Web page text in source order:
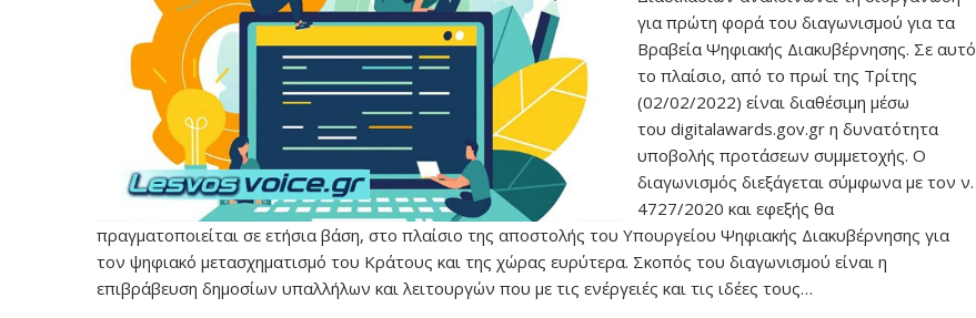
για πρώτη φορά του διαγωνισμού για τα
Βραβεία Ψηφιακής Διακυβέρνησης. Σε αυτό
το πλαίσιο, από το πρωί της Τρίτης
(02/02/2022) είναι διαθέσιμη μέσω
του digitalawards.gov.gr η δυνατότητα
υποβολής προτάσεων συμμετοχής. Ο
διαγωνισμός διεξάγεται σύμφωνα με τον ν.
4727/2020 και εφεξής θα
πραγματοποιείται σε ετήσια βάση, στο πλαίσιο της αποστολής του Υπουργείου Ψηφιακής Διακυβέρνησης για
τον ψηφιακό μετασχηματισμό του Κράτους και της χώρας ευρύτερα. Σκοπός του διαγωνισμού είναι η
επιβράβευση δημοσίων υπαλλήλων και λειτουργών που με τις ενέργειές και τις ιδέες τους…